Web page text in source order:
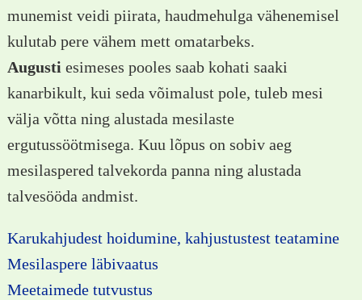
munemist veidi piirata, haudmehulga vähenemisel
kulutab pere vähem mett omatarbeks.
Augustiesimeses pooles saab kohati saaki
kanarbikult, kui seda võimalust pole, tuleb mesi
välja võtta ning alustada mesilaste
ergutussöötmisega. Kuu lõpus on sobiv aeg
mesilaspered talvekorda panna ning alustada
talvesööda andmist.
Karukahjudest hoidumine, kahjustustest teatamine
Mesilaspere läbivaatus
Meetaimede tutvustus